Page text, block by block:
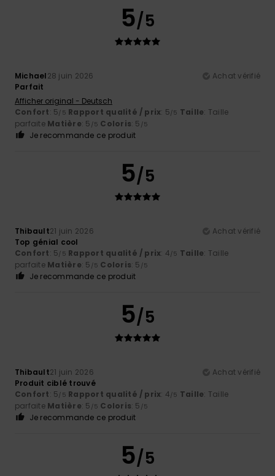
5/5
Michael28 juin 2026
Achat vérifié
Parfait
Afficher original - Deutsch
Confort: 5/5 Rapport qualité / prix: 5/5 Taille: Taille
parfaite Matière: 5 /5 Coloris: 5 /5
Je recommande ce produit
5/5
Thibault21 juin 2026
Achat vérifié
Top génial cool
Confort: 5/5 Rapport qualité / prix: 4/5 Taille: Taille
parfaite Matière: 5 /5 Coloris: 5 /5
Je recommande ce produit
5/5
Thibault21 juin 2026
Achat vérifié
Produit ciblé trouvé
Confort: 5/5 Rapport qualité / prix: 4/5 Taille: Taille
parfaite Matière: 5 /5 Coloris: 5 /5
Je recommande ce produit
5/5